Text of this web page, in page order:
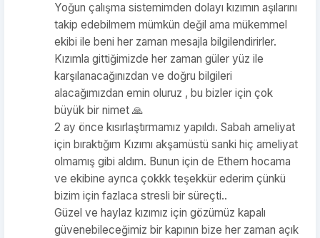
Yoğun çalışma sistemimden dolayı kızımın aşılarını
takip edebilmem mümkün değil ama mükemmel
ekibi ile beni her zaman mesajla bilgilendirirler.
Kızımla gittiğimizde her zaman güler yüz ile
karşılanacağınızdan ve doğru bilgileri
alacağımızdan emin oluruz , bu bizler için çok
büyük bir nimet 🙏
2 ay önce kısırlaştırmamız yapıldı. Sabah ameliyat
için bıraktığım Kızımı akşamüstü sanki hiç ameliyat
olmamış gibi aldım. Bunun için de Ethem hocama
ve ekibine ayrıca çokkk teşekkür ederim çünkü
bizim için fazlaca stresli bir süreçti..
Güzel ve haylaz kızımız için gözümüz kapalı
güvenebileceğimiz bir kapının bize her zaman açık